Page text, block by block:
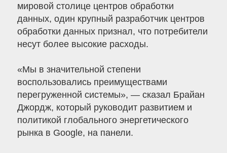
мировой столице центров обработки
данных, один крупный разработчик центров
обработки данных признал, что потребители
несут более высокие расходы.
«Мы в значительной степени
воспользовались преимуществами
перегруженной системы», — сказал Брайан
Джордж, который руководит развитием и
политикой глобального энергетического
рынка в Google, на панели.